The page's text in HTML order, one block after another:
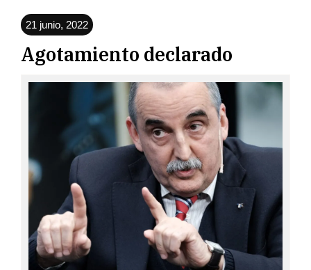
21 junio, 2022
Agotamiento declarado